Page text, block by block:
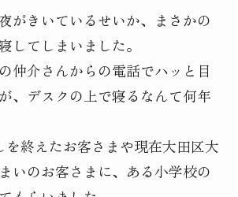
がきいているせいか、まさかの
してしまいました。
仲介さんからの電話でハッと目
、デスクの上で寝るなんて何年
を終えたお客さまや現在大田区大
いのお客さまに、ある小学校の